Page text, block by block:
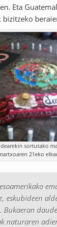
Eta
bizitzeko
sortutako
21eko
eskubideen
naturaren